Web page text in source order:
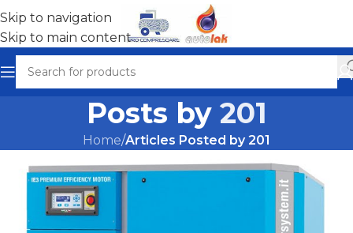
Skip to navigation
Skip to main content
Posts by 201
Home/Articles Posted by 201